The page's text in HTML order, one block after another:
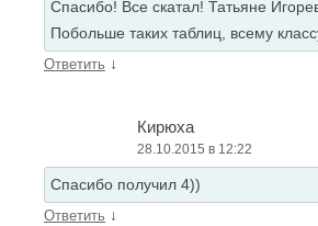
Спасибо! Все скатал! Татьяне
Побольше таких таблиц, всему
Ответить ↓
Кирюха
28.10.2015 в 12:22
Спасибо получил 4))
Ответить ↓